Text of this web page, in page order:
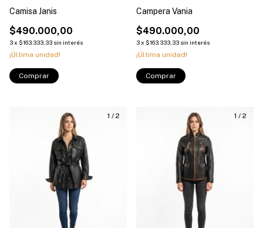
Camisa Janis
$490.000,00
3x $163.333,33 sin interés
¡Última unidad!
Comprar
Campera Vania
$490.000,00
3x $163.333,33 sin interés
¡Última unidad!
Comprar
1 / 2 1 / 2